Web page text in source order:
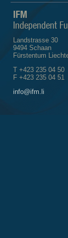
IFM
Independent
Landstrasse 30
9494 Schaan
Fürstentum
T +423 235 04 50
F +423 235 04 51
info@ifm.li